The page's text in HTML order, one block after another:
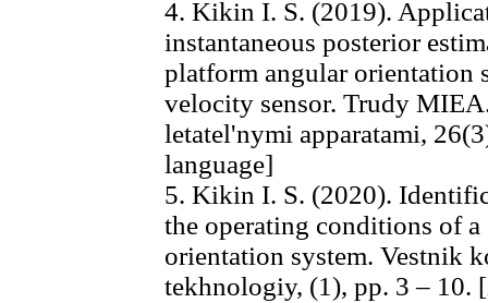
4. Kikin I. S. (2019).
instantaneous posterior
platform angular orientation
velocity sensor. Trudy
letatel'nymi apparatami,
language]
5. Kikin I. S. (2020).
the operating conditions of
orientation system. Vestnik
tekhnologiy, (1), pp. 3 – 10.